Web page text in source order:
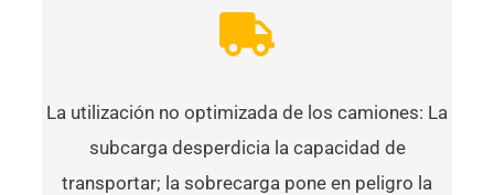
La utilización no optimizada de los camiones: La
subcarga desperdicia la capacidad de
transportar; la sobrecarga pone en peligro la